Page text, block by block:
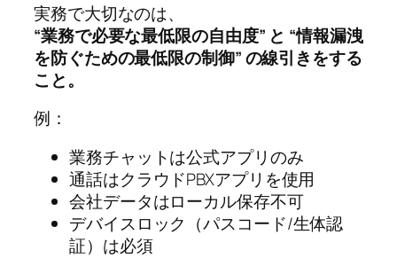
実務で大切なのは、
“業務で必要な最低限の自由度” と “情報漏洩
を防ぐための最低限の制御” の線引きをする
こと。
例：
業務チャットは公式アプリのみ
通話はクラウドPBXアプリを使用
会社データはローカル保存不可
デバイスロック（パスコード/生体認
証）は必須